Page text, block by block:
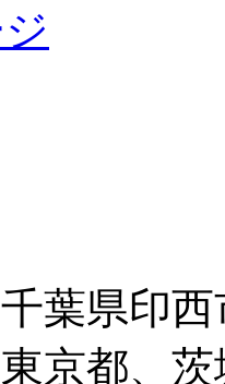
葉県印
京都、